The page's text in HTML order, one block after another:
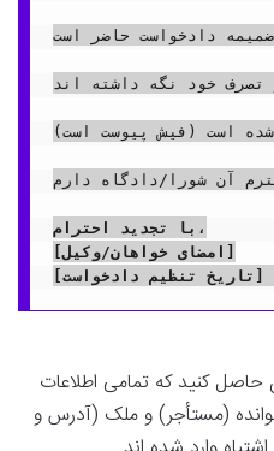
دادخواست حاضر است.
خود نگه داشته اند.
است (فیش پیوست است).
آن شورا/دادگاه دارم.
با تجدید احترام،
[امضای خواهان/وکیل]
[تاریخ تنظیم دادخواست]
حاصل کنید که تمامی اطلاعات
(مستأجر) و ملک (آدرس و